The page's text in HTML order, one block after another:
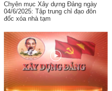
Chyên mục Xây dựng Đảng ngày
04/6/2025: Tập trung chỉ đạo đôn
đốc xóa nhà tạm